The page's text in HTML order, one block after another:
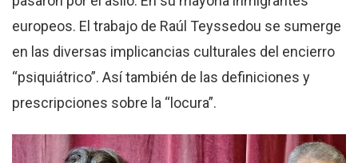
europeos. El trabajo de Raúl Teyssedou se sumerge
en las diversas implicancias culturales del encierro
“psiquiátrico”. Así también de las definiciones y
prescripciones sobre la “locura”.